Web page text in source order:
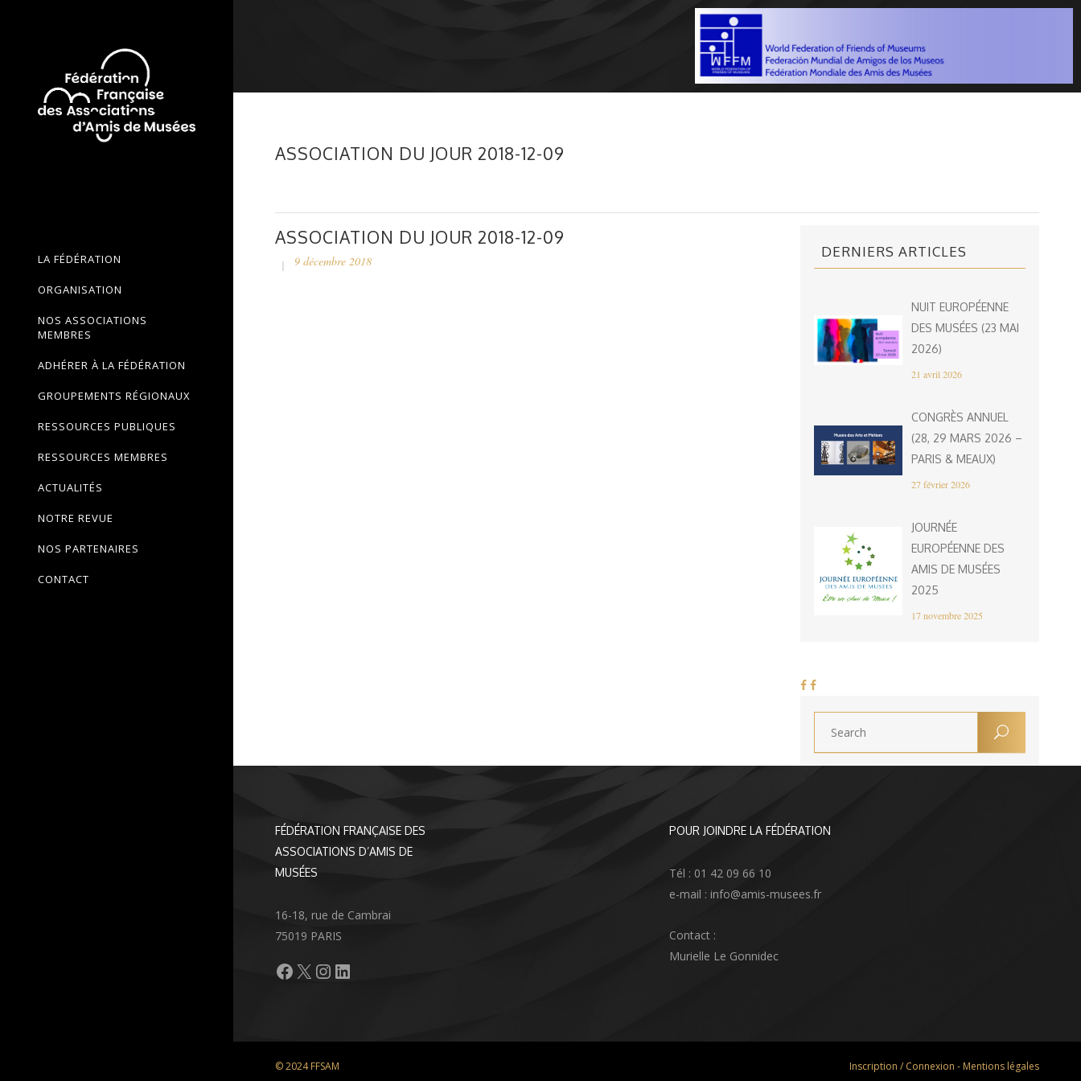
LA FÉDÉRATION
ORGANISATION
NOS ASSOCIATIONS
MEMBRES
ADHÉRER À LA FÉDÉRATION
GROUPEMENTS RÉGIONAUX
RESSOURCES PUBLIQUES
RESSOURCES MEMBRES
ACTUALITÉS
NOTRE REVUE
NOS PARTENAIRES
CONTACT
ASSOCIATION DU JOUR 2018-12-09
ASSOCIATION DU JOUR 2018-12-09
9 décembre 2018
DERNIERS ARTICLES
NUIT EUROPÉENNE
DES MUSÉES (23 MAI
2026)
21 avril 2026
CONGRÈS ANNUEL
(28, 29 MARS 2026 –
PARIS & MEAUX)
27 février 2026
JOURNÉE
EUROPÉENNE DES
AMIS DE MUSÉES
2025
17 novembre 2025
FÉDÉRATION FRANÇAISE DES
ASSOCIATIONS D’AMIS DE
MUSÉES
16-18, rue de Cambrai
75019 PARIS
Facebook
X Instagram
LinkedIn
POUR JOINDRE LA FÉDÉRATION
Tél : 01 42 09 66 10
e-mail : info@amis-musees.fr
Contact :
Murielle Le Gonnidec
© 2024 FFSAM Inscription / Connexion - Mentions légales